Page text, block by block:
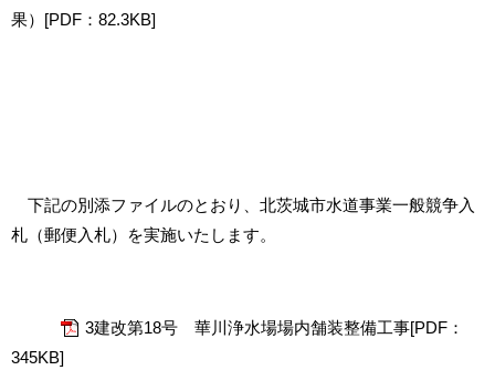
果）[PDF：82.3KB]
下記の別添ファイルのとおり、北茨城市水道事業一般競争入
札（郵便入札）を実施いたします。
3建改第18号 華川浄水場場内舗装整備工事[PDF：
345KB]